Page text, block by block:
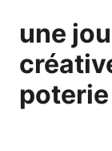
une
poterie